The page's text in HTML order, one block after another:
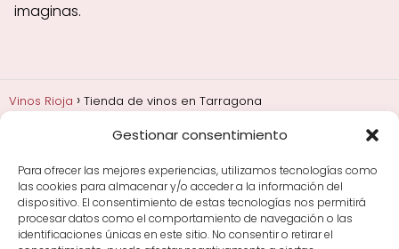
Gestionar consentimiento
Para ofrecer las mejores experiencias, utilizamos tecnologías como
las cookies para almacenar y/o acceder a la información del
dispositivo. El consentimiento de estas tecnologías nos permitirá
procesar datos como el comportamiento de navegación o las
identificaciones únicas en este sitio. No consentir o retirar el
imaginas.
Vinos Rioja Tienda de vinos en Tarragona
Añadas, crianza y guarda
Bodegas y marcas de
Rioja
Cata y aprender a probar vino
Comprar vino
Rioja y guías de regalo
Cultura del vino y
curiosidades
Enoturismo en Rioja